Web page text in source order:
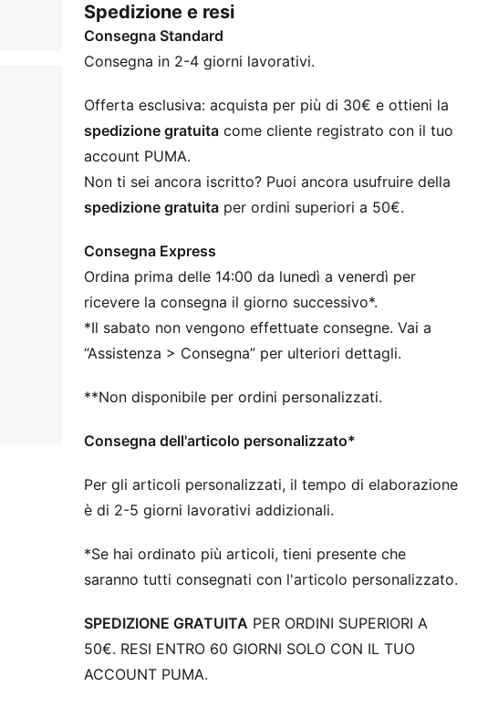
di colori audaci, vestibilità comode e cropped e un
logo PUMA Cat oversize per un tocco di carattere in
più. Questa giacca sportiva sfoggia i classici dettagli
DETTAGLI
Vestibilità: Comodo
Materiale principale: Distanziatore
Maniche lunghe
Chiusura: Zip integrale
Fondo e polsini a coste
Spedizione e resi
Consegna Standard
Consegna in 2-4 giorni lavorativi.
Offerta esclusiva: acquista per più di 30€ e ottieni la
spedizione gratuita come cliente registrato con il tuo
account PUMA.
Non ti sei ancora iscritto? Puoi ancora usufruire della
spedizione gratuita per ordini superiori a 50€.
Consegna Express
Ordina prima delle 14:00 da lunedì a venerdì per
ricevere la consegna il giorno successivo*.
*Il sabato non vengono effettuate consegne. Vai a
“Assistenza > Consegna” per ulteriori dettagli.
**Non disponibile per ordini personalizzati.
Consegna dell'articolo personalizzato*
Per gli articoli personalizzati, il tempo di elaborazione
è di 2-5 giorni lavorativi addizionali.
*Se hai ordinato più articoli, tieni presente che
saranno tutti consegnati con l'articolo personalizzato.
SPEDIZIONE GRATUITA PER ORDINI SUPERIORI A
50€. RESI ENTRO 60 GIORNI SOLO CON IL TUO
ACCOUNT PUMA.